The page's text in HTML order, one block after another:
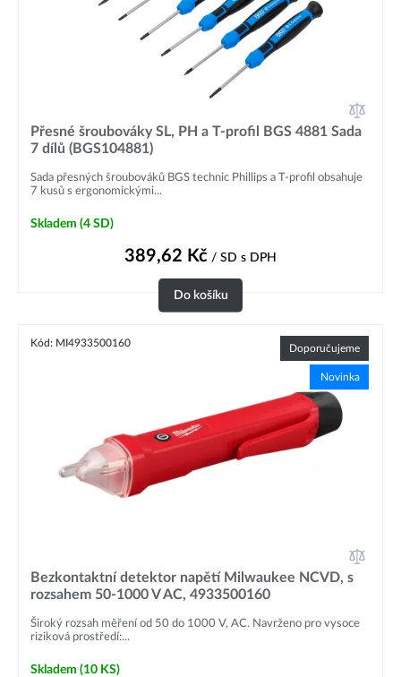
Přesné šroubováky SL, PH a T-profil BGS 4881 Sada
7 dílů (BGS104881)
Sada přesných šroubováků BGS technic Phillips a T-profil obsahuje
7 kusů s ergonomickými...
Skladem (4 SD)
389,62 Kč / SD s DPH
Do košíku
Kód: MI4933500160 Doporučujeme
Novinka
Bezkontaktní detektor napětí Milwaukee NCVD, s
rozsahem 50-1000 V AC, 4933500160
Široký rozsah měření od 50 do 1000 V, AC. Navrženo pro vysoce
riziková prostředí:...
Skladem (10 KS)